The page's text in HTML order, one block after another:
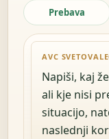
Prebava
AVC
Napiši, kaj
ali kje nisi
situacijo,
naslednji